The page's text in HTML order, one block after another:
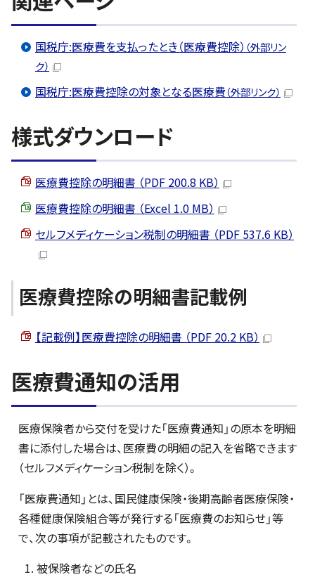
国税庁:医療費を支払ったとき（医療費控除） （外部リン
ク）
国税庁:医療費控除の対象となる医療費（外部リンク）
様式ダウンロード
医療費控除の明細書 （PDF 200.8 KB）
医療費控除の明細書 （Excel 1.0 MB）
セルフメディケーション税制の明細書 （PDF 537.6 KB）
医療費控除の明細書記載例
【記載例】医療費控除の明細書 （PDF 20.2 KB）
医療費通知の活用
医療保険者から交付を受けた「医療費通知」の原本を明細
書に添付した場合は、医療費の明細の記入を省略できます
（セルフメディケーション税制を除く）。
「医療費通知」とは、国民健康保険・後期高齢者医療保険・
各種健康保険組合等が発行する「医療費のお知らせ」等
で、次の事項が記載されたものです。
被保険者などの氏名